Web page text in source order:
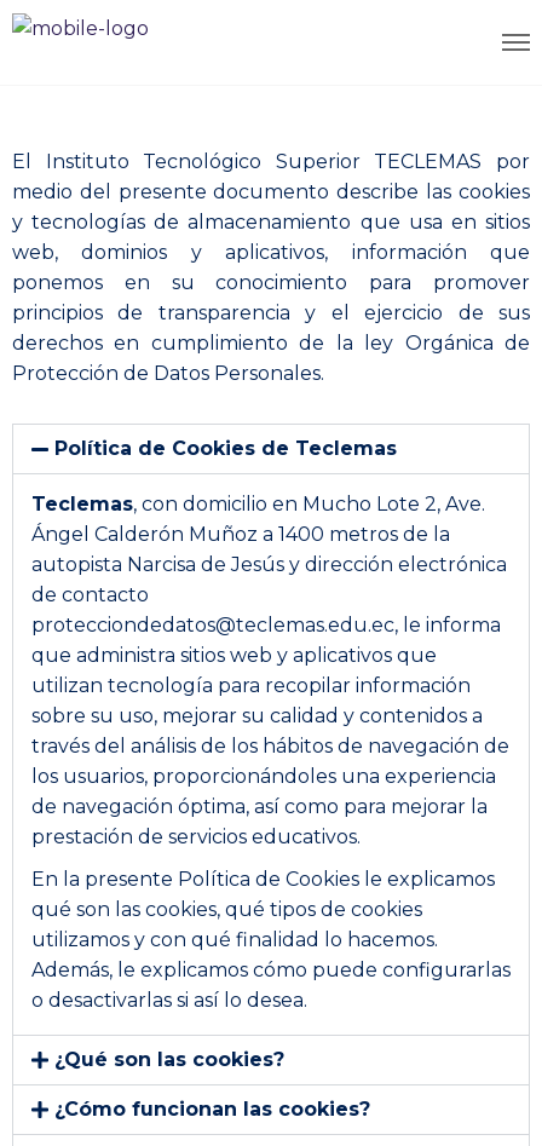
El Instituto Tecnológico Superior TECLEMAS por
medio del presente documento describe las cookies
y tecnologías de almacenamiento que usa en sitios
web, dominios y aplicativos, información que
ponemos en su conocimiento para promover
principios de transparencia y el ejercicio de sus
derechos en cumplimiento de la ley Orgánica de
Protección de Datos Personales.
Política de Cookies de Teclemas
Teclemas, con domicilio en Mucho Lote 2, Ave.
Ángel Calderón Muñoz a 1400 metros de la
autopista Narcisa de Jesús y dirección electrónica
de contacto
protecciondedatos@teclemas.edu.ec, le informa
que administra sitios web y aplicativos que
utilizan tecnología para recopilar información
sobre su uso, mejorar su calidad y contenidos a
través del análisis de los hábitos de navegación de
los usuarios, proporcionándoles una experiencia
de navegación óptima, así como para mejorar la
prestación de servicios educativos.
En la presente Política de Cookies le explicamos
qué son las cookies, qué tipos de cookies
utilizamos y con qué finalidad lo hacemos.
Además, le explicamos cómo puede configurarlas
o desactivarlas si así lo desea.
¿Qué son las cookies?
¿Cómo funcionan las cookies?